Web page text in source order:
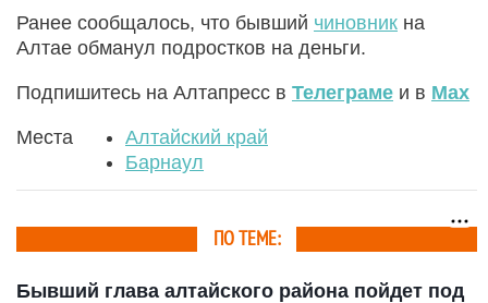
Ранее сообщалось, что бывший чиновник на
Алтае обманул подростков на деньги.
Подпишитесь на Алтапресс в Телеграме и в Max
Места
Алтайский край
Барнаул
ПО ТЕМЕ:
Бывший глава алтайского района пойдет под